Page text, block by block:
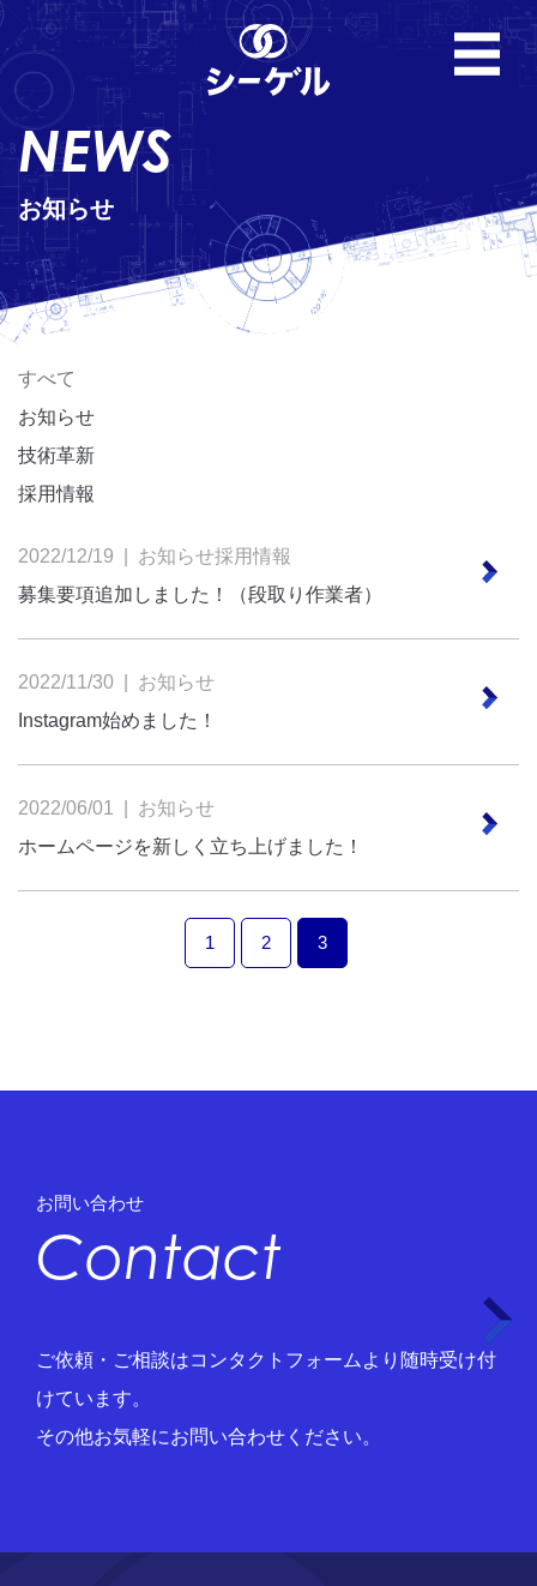
NEWS
お知らせ
すべて
お知らせ
技術革新
採用情報
2022/12/19 | お知らせ採用情報
募集要項追加しました！（段取り作業者）
2022/11/30 |
お知らせ
Instagram始めました！
2022/06/01 |
お知らせ
ホームページを新しく立ち上げました！
1 2 3
お問い合わせ
Contact
ご依頼・ご相談はコンタクトフォームより随時受け付
けています。
その他お気軽にお問い合わせください。